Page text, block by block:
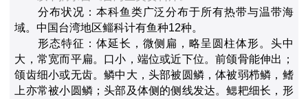
分布状况：本科鱼类广泛分布于所有热带与温带海
域。中国台湾地区鲻科计有鱼种12种。
形态特征：体延长，微侧扁，略呈圆柱体形。头中
大，常宽而平扁。口小，端位或近下位。前颌骨能伸出；
颌齿细小或无齿。鳞中大，头部被圆鳞，体被弱栉鳞，鳍
上亦常被小圆鳞；头部及体侧的侧线发达。鳃耙细长，形